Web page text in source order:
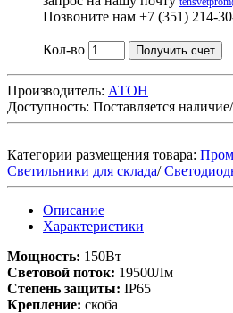
Позвоните нам +7 (351) 214-
Кол-во Получить счет
Производитель: АТОН
Доступность: Поставляется
Категории размещения товара:
Светильники для склада/
Описание
Характеристики
Мощность: 150Вт
Световой поток: 19500Лм
Степень защиты: IP65
Крепление: скоба